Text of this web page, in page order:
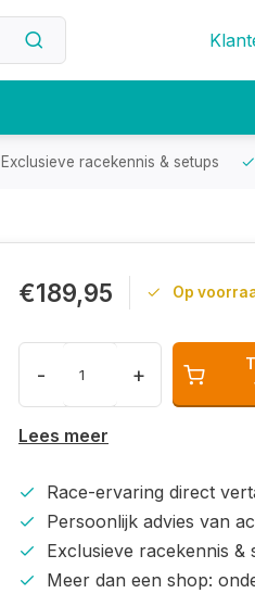
Exclusieve racekennis & setups
€189,95 Op
- +
Lees meer
Race-ervaring direct
Persoonlijk advies van
Exclusieve racekennis &
Meer dan een shop: